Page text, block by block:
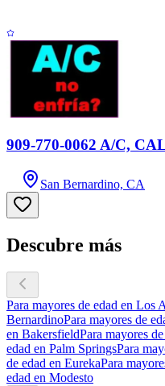
909-770-0062 A/C,
San Bernardino, CA
Descubre más
Para mayores de edad en Los
BernardinoPara mayores de
en BakersfieldPara mayores
edad en Palm SpringsPara
de edad en EurekaPara
edad en Modesto